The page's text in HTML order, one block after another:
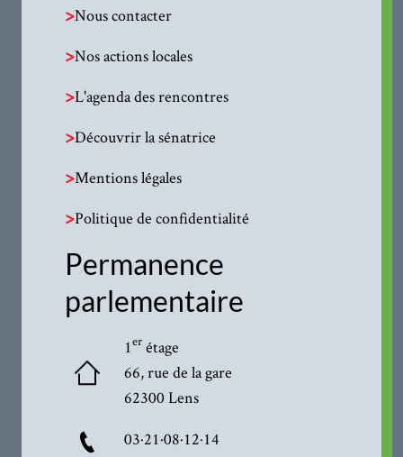
>Nous contacter
>Nos actions locales
>L'agenda des rencontres
>Découvrir la sénatrice
>Mentions légales
>Politique de confidentialité
Permanence
parlementaire
1erétage
66, rue de la gare
62300 Lens
03·21·08·12·14